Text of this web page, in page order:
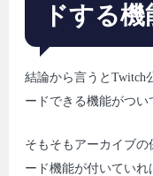
ドする
結論から言うとTwitch
ードできる機能がつい
そもそもアーカイブ
ード機能が付いてい